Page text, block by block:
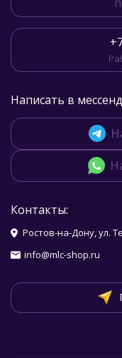
Написать в
Контакты:
Ростов-на-Дону, ул.
info@mlc-shop.ru